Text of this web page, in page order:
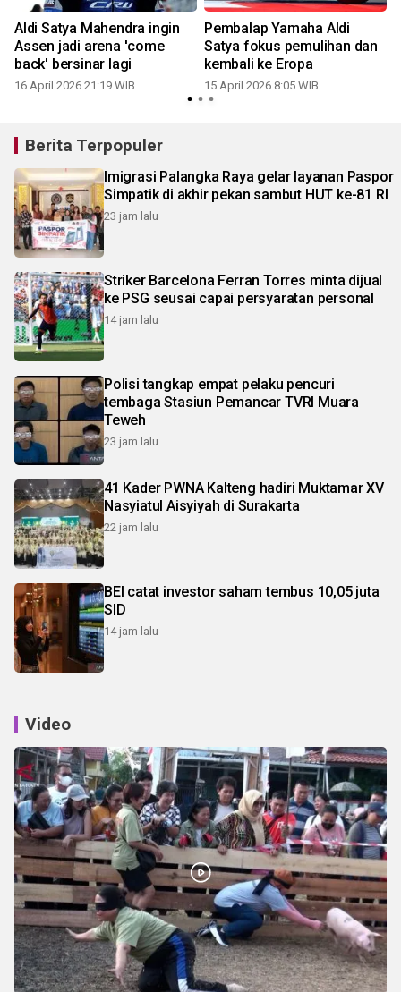
Aldi Satya Mahendra ingin
Assen jadi arena 'come
back' bersinar lagi
16 April 2026 21:19 WIB
Pembalap Yamaha Aldi
Satya fokus pemulihan dan
kembali ke Eropa
15 April 2026 8:05 WIB
Berita Terpopuler
Imigrasi Palangka Raya gelar layanan Paspor
Simpatik di akhir pekan sambut HUT ke-81 RI
23 jam lalu
Striker Barcelona Ferran Torres minta dijual
ke PSG seusai capai persyaratan personal
14 jam lalu
Polisi tangkap empat pelaku pencuri
tembaga Stasiun Pemancar TVRI Muara
Teweh
23 jam lalu
41 Kader PWNA Kalteng hadiri Muktamar XV
Nasyiatul Aisyiyah di Surakarta
22 jam lalu
BEI catat investor saham tembus 10,05 juta
SID
14 jam lalu
Video